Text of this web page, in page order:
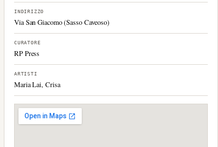
INDIRIZZO
Via San Giacomo (Sasso Caveoso)
CURATORE
RP Press
ARTISTI
Maria Lai, Crisa